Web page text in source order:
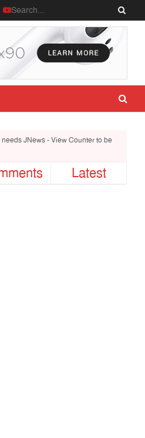
JNews - View Counter to be
Latest